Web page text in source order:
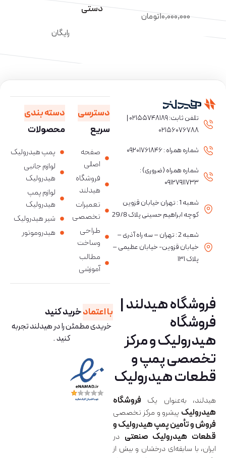
۱۰,۰۰۰,۰۰۰تومان
دستی
رایگان
تلفن ثابت: ۰۲۱۵۵۷۴۸۱۸۹ |
۰۲۱۵۶۰۷۶۷۸۸
شماره همراه : ۰۹۲۰۱۷۶۱۸۴۶
شماره همراه (ضروری) :
۰۹۱۲۷۹۱۱۷۳۳
شعبه 1 : تهران خیابان قزوین
کوچه ابراهیم حسینی پلاک 29/8
شعبه 2 : تهران – سه راه آذری –
خیابان قزوین- خیابان عظیمی –
پلاک ۱۳۱
دسترسی
سریع
صفحه
اصلی
فروشگاه
هیدلند
تعمیرات
تخصصی
طراحی
وساخت
مطالب
آموزشی
دسته بندی
محصولات
پمپ هیدرولیک
لوازم جانبی
هیدرولیک
لوازم پمپ
هیدرولیک
شیر هیدرولیک
هیدروموتور
فروشگاه هیدلند |
فروشگاه
هیدرولیک و مرکز
تخصصی پمپ و
قطعات هیدرولیک
هیدلند، به‌عنوان یک فروشگاه
هیدرولیک پیشرو و مرکز تخصصی
فروش و تأمین پمپ هیدرولیک و
قطعات هیدرولیک صنعتی در
ایران، با سابقه‌ای درخشان و بیش از
با اعتمادخرید کنید
خریدی مطمئن را در هیدلند تجربه
کنید .